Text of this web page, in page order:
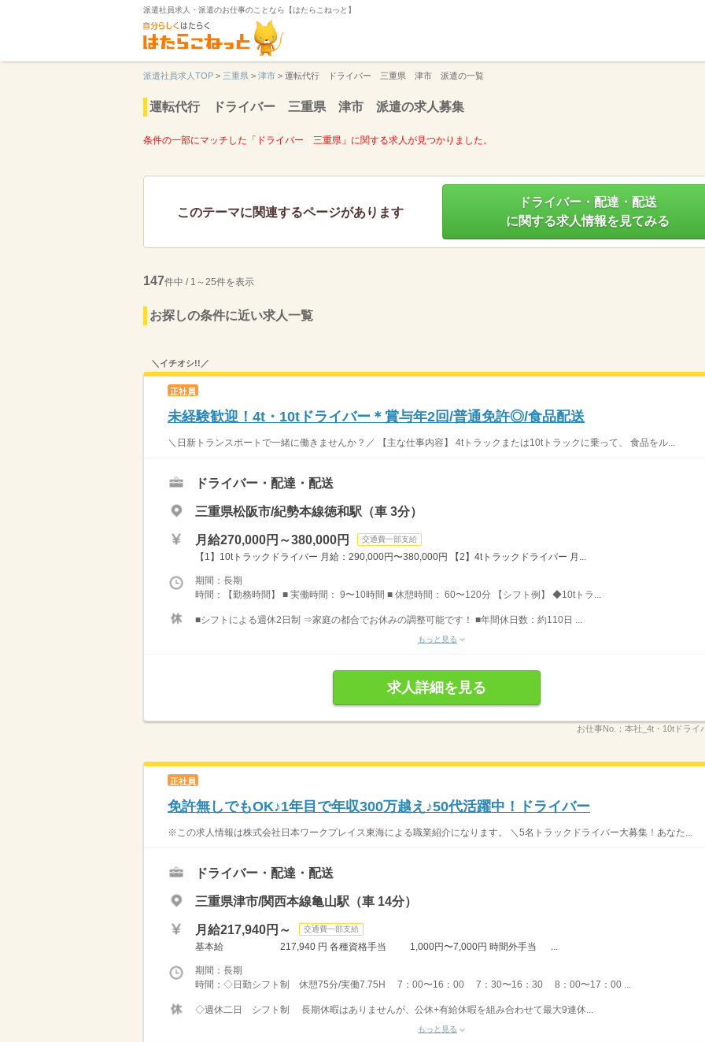
派遣社員求人・派遣のお仕事のことなら【はたらこねっと】
派遣社員求人TOP > 三重県 > 津市 > 運転代行 ドライバー 三重県 津市 派遣の一覧
運転代行 ドライバー 三重県 津市 派遣の求人募集
条件の一部にマッチした「ドライバー 三重県」に関する求人が見つかりました。
このテーマに関連するページがあります
ドライバー・配達・配送
に関する求人情報を見てみる
147件中 / 1～25件を表示
お探しの条件に近い求人一覧
＼イチオシ!!／
正社員
未経験歓迎！4t・10tドライバー＊賞与年2回/普通免許◎/食品配送
＼日新トランスポートで一緒に働きませんか？／ 【主な仕事内容】 4tトラックまたは10tトラックに乗って、 食品をル...
ドライバー・配達・配送
三重県松阪市/紀勢本線徳和駅（車 3分）
月給270,000円～380,000円 交通費一部支給
【1】10tトラックドライバー 月給：290,000円〜380,000円 【2】4tトラックドライバー 月...
期間：長期
時間：【勤務時間】 ■ 実働時間： 9〜10時間 ■ 休憩時間： 60〜120分 【シフト例】 ◆10tトラ...
■シフトによる週休2日制 ⇒家庭の都合でお休みの調整可能です！ ■年間休日数：約110日 ...
もっと見る
求人詳細を見る
お仕事No.： 本社_4t・10tドライ
正社員
免許無しでもOK♪1年目で年収300万越え♪50代活躍中！ドライバー
※この求人情報は株式会社日本ワークプレイス東海による職業紹介になります。 ＼5名トラックドライバー大募集！あなた...
ドライバー・配達・配送
三重県津市/関西本線亀山駅（車 14分）
月給217,940円～ 交通費一部支給
基本給 217,940 円 各種資格手当 1,000円〜7,000円 時間外手当 ...
期間：長期
時間：◇日勤シフト制 休憩75分/実働7.75H 7：00〜16：00 7：30〜16：30 8：00〜17：00 ...
◇週休二日 シフト制 長期休暇はありませんが、公休+有給休暇を組み合わせて最大9連休...
もっと見る